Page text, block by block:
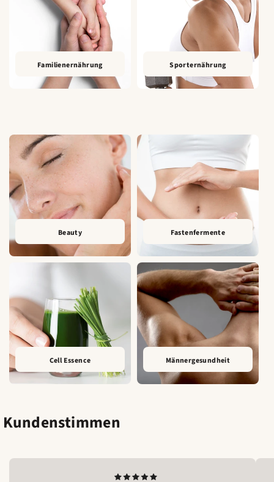
Familienernährung Sporternährung
Beauty Fastenfermente
Cell Essence Männergesundheit
Kundenstimmen